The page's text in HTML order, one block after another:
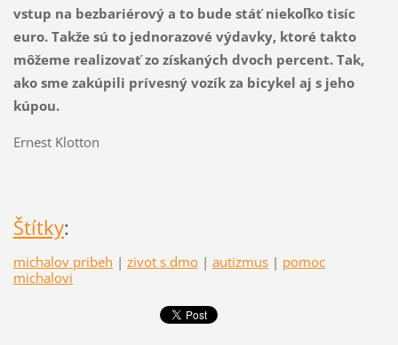
vstup na bezbariérový a to bude stáť niekoľko tisíc
euro. Takže sú to jednorazové výdavky, ktoré takto
môžeme realizovať zo získaných dvoch percent. Tak,
ako sme zakúpili prívesný vozík za bicykel aj s jeho
kúpou.
Ernest Klotton
Štítky:
michalov pribeh | zivot s dmo | autizmus | pomoc
michalovi